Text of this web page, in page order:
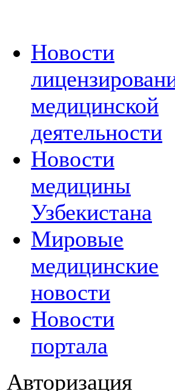
Новости
медицинской
деятельности
Новости
медицины
Узбекистана
Мировые
медицинские
новости
Новости
портала
Авторизация